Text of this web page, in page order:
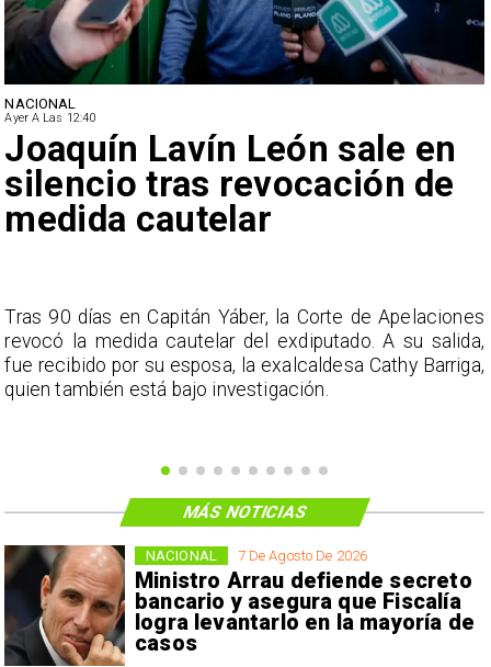
NACIONAL
Ayer A Las 12:40
Joaquín Lavín León sale en
silencio tras revocación de
medida cautelar
Tras 90 días en Capitán Yáber, la Corte de Apelaciones
revocó la medida cautelar del exdiputado. A su salida,
fue recibido por su esposa, la exalcaldesa Cathy Barriga,
quien también está bajo investigación.
7 De Agosto De 2026
Ministro Arrau defiende secreto
bancario y asegura que Fiscalía
logra levantarlo en la mayoría de
casos
NACIONAL
MÁS NOTICIAS